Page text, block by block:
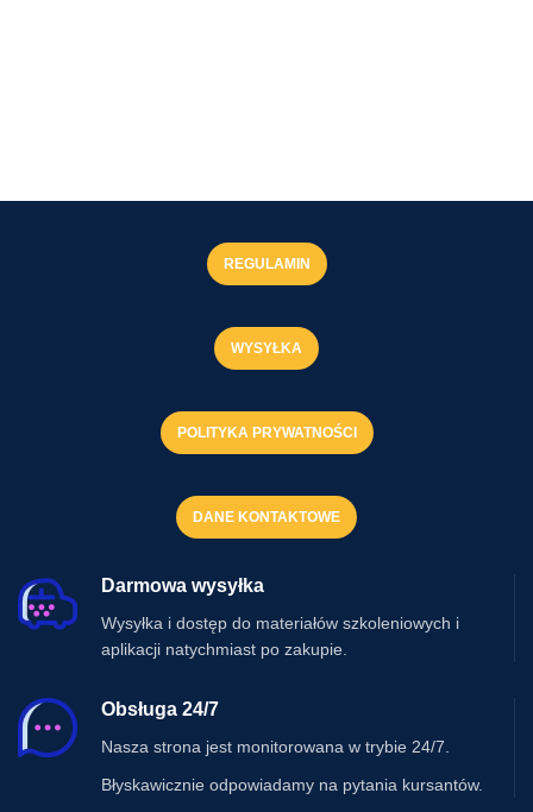
REGULAMIN
WYSYŁKA
POLITYKA PRYWATNOŚCI
DANE KONTAKTOWE
Darmowa wysyłka
Wysyłka i dostęp do materiałów szkoleniowych i
aplikacji natychmiast po zakupie.
Obsługa 24/7
Nasza strona jest monitorowana w trybie 24/7.
Błyskawicznie odpowiadamy na pytania kursantów.